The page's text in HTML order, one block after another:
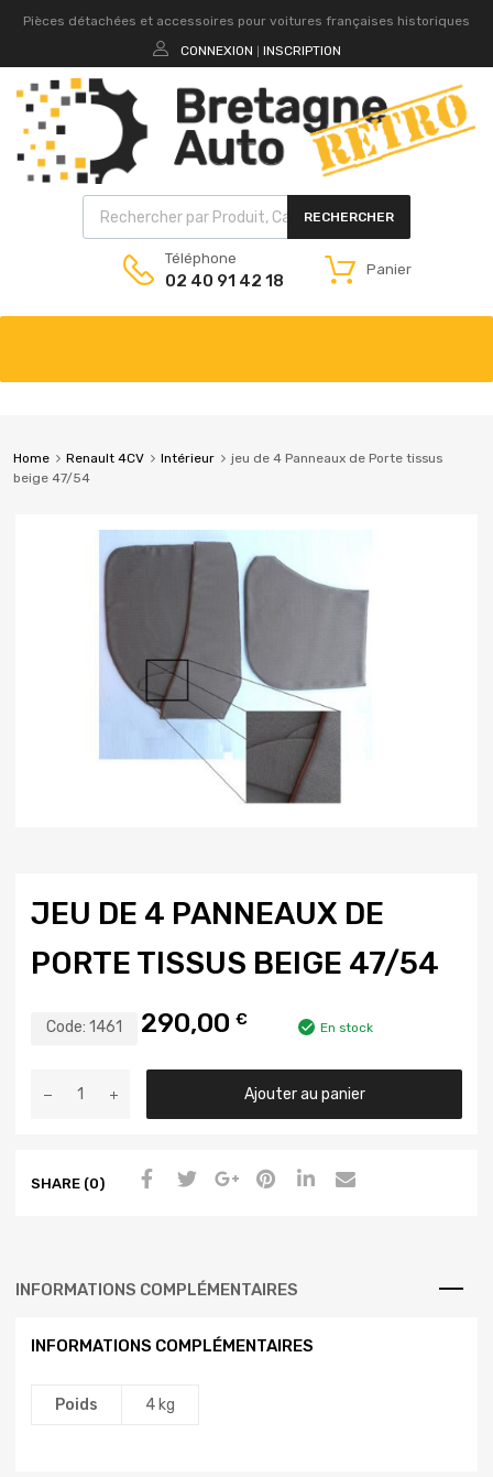
Pièces détachées et accessoires pour voitures françaises historiques
CONNEXION
INSCRIPTION
RECHERCHER
Téléphone
02 40 91 42 18
Panier
Home Renault 4CV Intérieur
jeu de 4 Panneaux de Porte tissus
beige 47/54
JEU DE 4 PANNEAUX DE
PORTE TISSUS BEIGE 47/54
Code: 1461 290,00 € En stock
Ajouter au panier
SHARE (0)
INFORMATIONS COMPLÉMENTAIRES
INFORMATIONS COMPLÉMENTAIRES
Poids 4 kg